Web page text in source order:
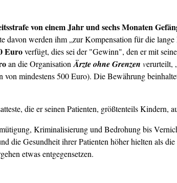
von einem Jahr und sechs Monaten
davon werden ihm „zur Kompensation für die lange
Euroverfügt, dies sei der "Gewinn", den er mit
an die OrganisationÄrzte ohne Grenzen verurteilt,
von mindestens 500 Euro). Die Bewährung
die er seinen Patienten, größtenteils Kindern,
Kriminalisierung und Bedrohung bis
die Gesundheit ihrer Patienten höher hielten als
etwas entgegensetzen.